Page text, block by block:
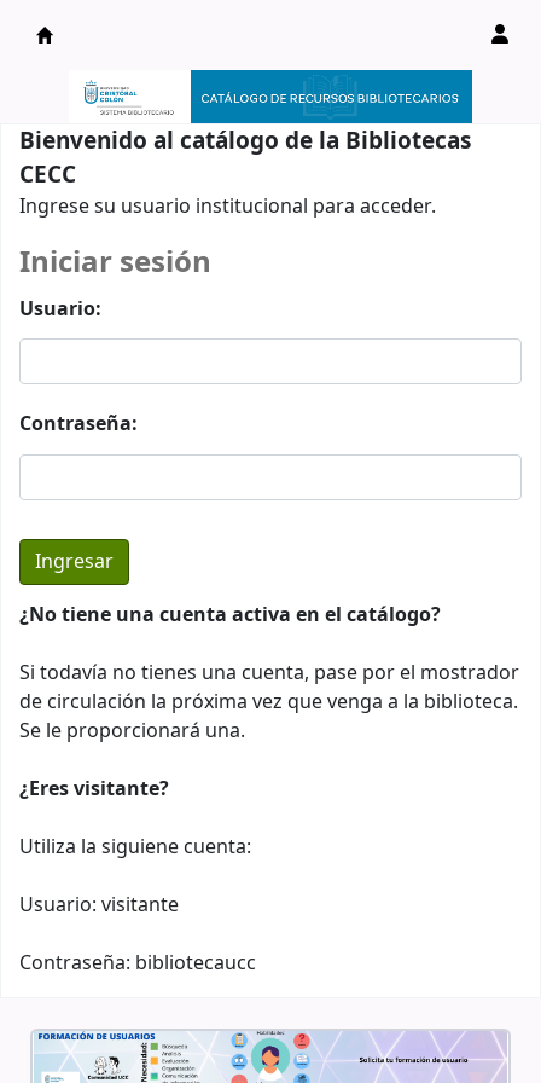
Catálogo en línea
Bienvenido al catálogo de la Bibliotecas
CECC
Ingrese su usuario institucional para acceder.
Iniciar sesión
Usuario:
Contraseña:
¿No tiene una cuenta activa en el catálogo?
Si todavía no tienes una cuenta, pase por el mostrador
de circulación la próxima vez que venga a la biblioteca.
Se le proporcionará una.
¿Eres visitante?
Utiliza la siguiene cuenta:
Usuario: visitante
Contraseña: bibliotecaucc